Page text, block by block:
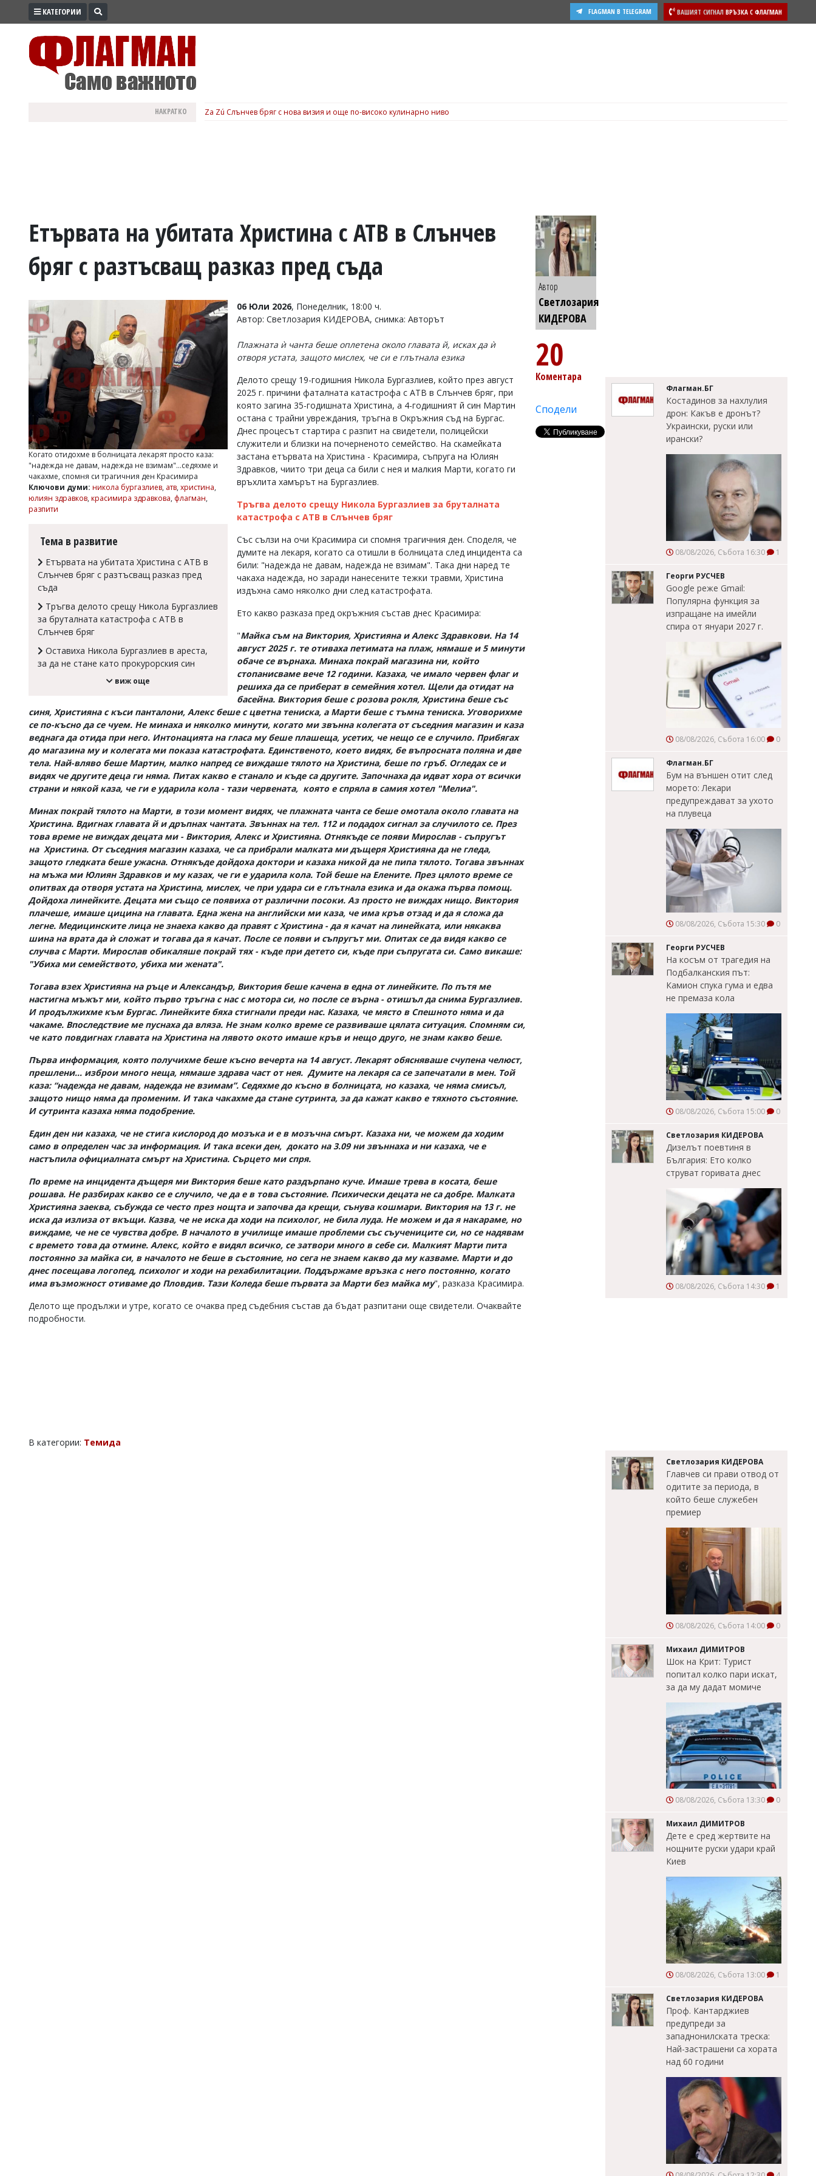
ПРОМО
ВОЙНАТА
УКРАЙНА
РАЗСЛЕДВАНЕ
БИЗНЕС
Управители:
v.vasilev@flagman.bg
Касабова,
k.kassabova@flagman.bg
Главен
редактор:
Колев,
office@flagman.bg
Коментарите
въвеждат
читателите
откриете
обиден
коментар,
сигнализирайте
КАТЕГОРИИ ВАШИЯТ СИГНАЛ ВРЪЗКА С ФЛАГМАН
FLAGMAN В TELEGRAM
НАКРАТКО Za Zú Слънчев бряг с нова визия и още по-високо кулинарно ниво
Етървата на убитата Христина с АТВ в Слънчев
бряг с разтъсващ разказ пред съда
Когато отидохме в болницата лекарят просто каза:
"надежда не давам, надежда не взимам"...седяхме и
чакахме, спомня си трагичния ден Красимира
Ключови думи: никола бургазлиев, атв, христина,
юлиян здравков, красимира здравкова, флагман,
разпити
Тема в развитие
Етървата на убитата Христина с АТВ в
Слънчев бряг с разтъсващ разказ пред
съда
Тръгва делото срещу Никола Бургазлиев
за бруталната катастрофа с АТВ в
Слънчев бряг
Оставиха Никола Бургазлиев в ареста,
за да не стане като прокурорския син
виж още
06 Юли 2026, Понеделник, 18:00 ч.
Автор: Светлозария КИДЕРОВА, снимка: Авторът
Плажната ѝ чанта беше оплетена около главата й, исках да ѝ
отворя устата, защото мислех, че си е глътнала езика
Делото срещу 19-годишния Никола Бургазлиев, който през август
2025 г. причини фаталната катастрофа с АТВ в Слънчев бряг, при
която загина 35-годишната Христина, а 4-годишният й син Мартин
остана с трайни увреждания, тръгна в Окръжния съд на Бургас.
Днес процесът стартира с разпит на свидетели, полицейски
служители и близки на почерненото семейство. На скамейката
застана етървата на Христина - Красимира, съпруга на Юлиян
Здравков, чиито три деца са били с нея и малкия Марти, когато ги
връхлита хамърът на Бургазлиев.
Тръгва делото срещу Никола Бургазлиев за бруталната
катастрофа с АТВ в Слънчев бряг
Със сълзи на очи Красимира си спомня трагичния ден. Споделя, че
думите на лекаря, когато са отишли в болницата след инцидента са
били: "надежда не давам, надежда не взимам". Така дни наред те
чакаха надежда, но заради нанесените тежки травми, Христина
издъхна само няколко дни след катастрофата.
Ето какво разказа пред окръжния състав днес Красимира:
"Майка съм на Виктория, Християна и Алекс Здравкови. На 14
август 2025 г. те отиваха петимата на плаж, нямаше и 5 минути
обаче се върнаха. Минаха покрай магазина ни, който
стопанисваме вече 12 години. Казаха, че имало червен флаг и
решиха да се приберат в семейния хотел. Щели да отидат на
басейна. Виктория беше с розова рокля, Христина беше със
синя, Християна с къси панталони, Алекс беше с цветна тениска, а Марти беше с тъмна тениска. Уговорихме
се по-късно да се чуем. Не минаха и няколко минути, когато ми звънна колегата от съседния магазин и каза
веднага да отида при него. Интонацията на гласа му беше плашеща, усетих, че нещо се е случило. Прибягах
до магазина му и колегата ми показа катастрофата. Единственото, което видях, бе въпросната поляна и две
тела. Най-вляво беше Мартин, малко напред се виждаше тялото на Христина, беше по гръб. Огледах се и
видях че другите деца ги няма. Питах какво е станало и къде са другите. Започнаха да идват хора от всички
страни и някой каза, че ги е ударила кола - тази червената, която е спряла в самия хотел "Мелиа".
Минах покрай тялото на Марти, в този момент видях, че плажната чанта се беше омотала около главата на
Христина. Вдигнах главата й и дръпнах чантата. Звъннах на тел. 112 и подадох сигнал за случилото се. През
това време не виждах децата ми - Виктория, Алекс и Християна. Отнякъде се появи Мирослав - съпругът
на Христина. От съседния магазин казаха, че са прибрали малката ми дъщеря Християна да не гледа,
защото гледката беше ужасна. Отнякъде дойдоха доктори и казаха никой да не пипа тялото. Тогава звъннах
на мъжа ми Юлиян Здравков и му казах, че ги е ударила кола. Той беше на Елените. През цялото време се
опитвах да отворя устата на Христина, мислех, че при удара си е глътнала езика и да окажа първа помощ.
Дойдоха линейките. Децата ми също се появиха от различни посоки. Аз просто не виждах нищо. Виктория
плачеше, имаше цицина на главата. Една жена на английски ми каза, че има кръв отзад и да я сложа да
легне. Медицинските лица не знаеха какво да правят с Христина - да я качат на линейката, или някаква
шина на врата да ѝ сложат и тогава да я качат. После се появи и съпругът ми. Опитах се да видя какво се
случва с Марти. Мирослав обикаляше покрай тях - къде при детето си, къде при съпругата си. Само викаше:
"Убиха ми семейството, убиха ми жената".
Тогава взех Християна на ръце и Александър, Виктория беше качена в една от линейките. По пътя ме
настигна мъжът ми, който първо тръгна с нас с мотора си, но после се върна - отишъл да снима Бургазлиев.
И продължихме към Бургас. Линейките бяха стигнали преди нас. Казаха, че място в Спешното няма и да
чакаме. Впоследствие ме пуснаха да вляза. Не знам колко време се развиваше цялата ситуация. Спомням си,
че като повдигнах главата на Христина на лявото окото имаше кръв и нещо друго, не знам какво беше.
Първа информация, която получихме беше късно вечерта на 14 август. Лекарят обясняваше счупена челюст,
прешлени... изброи много неща, нямаше здрава част от нея. Думите на лекаря са се запечатали в мен. Той
каза: “надежда не давам, надежда не взимам”. Седяхме до късно в болницата, но казаха, че няма смисъл,
защото нищо няма да променим. И така чакахме да стане сутринта, за да кажат какво е тяхното състояние.
И сутринта казаха няма подобрение.
Един ден ни казаха, че не стига кислород до мозъка и е в мозъчна смърт. Казаха ни, че можем да ходим
само в определен час за информация. И така всеки ден, докато на 3.09 ни звъннаха и ни казаха, че е
настъпила официалната смърт на Христина. Сърцето ми спря.
По време на инцидента дъщеря ми Виктория беше като раздърпано куче. Имаше трева в косата, беше
рошава. Не разбирах какво се е случило, че да е в това състояние. Психически децата не са добре. Малката
Християна заеква, събужда се често през нощта и започва да крещи, сънува кошмари. Виктория на 13 г. не
иска да излиза от вкъщи. Казва, че не иска да ходи на психолог, не била луда. Не можем и да я накараме, но
виждаме, че не се чувства добре. В началото в училище имаше проблеми със съучениците си, но се надявам
с времето това да отмине. Алекс, който е видял всичко, се затвори много в себе си. Малкият Марти пита
постоянно за майка си, в началото не беше в състояние, но сега не знаем какво да му казваме. Марти и до
днес посещава логопед, психолог и ходи на рехабилитации. Поддържаме връзка с него постоянно, когато
има възможност отиваме до Пловдив. Тази Коледа беше първата за Марти без майка му", разказа Красимира.
Делото ще продължи и утре, когато се очаква пред съдебния състав да бъдат разпитани още свидетели. Очаквайте
подробности.
В категории: Темида
Автор
Светлозария
КИДЕРОВА
20
Коментара
Сподели
Флагман.БГ
Костадинов за нахлулия
дрон: Какъв е дронът?
Украински, руски или
ирански?
08/08/2026, Събота 16:30 1
Георги РУСЧЕВ
Google реже Gmail:
Популярна функция за
изпращане на имейли
спира от януари 2027 г.
08/08/2026, Събота 16:00 0
Флагман.БГ
Бум на външен отит след
морето: Лекари
предупреждават за ухото
на плувеца
08/08/2026, Събота 15:30 0
Георги РУСЧЕВ
На косъм от трагедия на
Подбалканския път:
Камион спука гума и едва
не премаза кола
08/08/2026, Събота 15:00 0
Светлозария КИДЕРОВА
Дизелът поевтиня в
България: Ето колко
струват горивата днес
08/08/2026, Събота 14:30 1
Светлозария КИДЕРОВА
Главчев си прави отвод от
одитите за периода, в
който беше служебен
премиер
08/08/2026, Събота 14:00 0
Михаил ДИМИТРОВ
Шок на Крит: Турист
попитал колко пари искат,
за да му дадат момиче
08/08/2026, Събота 13:30 0
Михаил ДИМИТРОВ
Дете е сред жертвите на
нощните руски удари край
Киев
08/08/2026, Събота 13:00 1
Светлозария КИДЕРОВА
Проф. Кантарджиев
предупреди за
западнонилската треска:
Най-застрашени са хората
над 60 години